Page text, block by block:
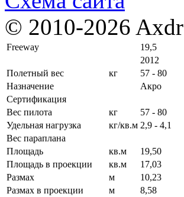
© 2010-2026 Axdr
Freeway 19,5
2012
Полетный вес
кг 57 - 80
Назначение
Акро
Сертификация
Вес пилота
кг 57 - 80
Удельная нагрузка
кг/кв.м 2,9 - 4,1
Вес параплана
Площадь
кв.м 19,50
Площадь в проекции
кв.м 17,03
Размах
м 10,23
Размах в проекции
м 8,58